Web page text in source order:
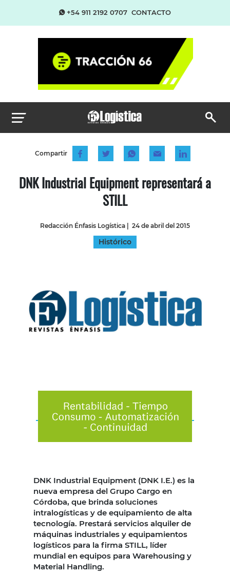
+54 911 2192 0707 CONTACTO
Compartir
DNK Industrial Equipment representará a
STILL
Redacción Énfasis Logística | 24 de abril del 2015
Histórico
DNK Industrial Equipment (DNK I.E.) es la
nueva empresa del Grupo Cargo en
Córdoba, que brinda soluciones
intralogísticas y de equipamiento de alta
tecnología. Prestará servicios alquiler de
máquinas industriales y equipamientos
logísticos para la firma STILL, líder
mundial en equipos para Warehousing y
Material Handling.